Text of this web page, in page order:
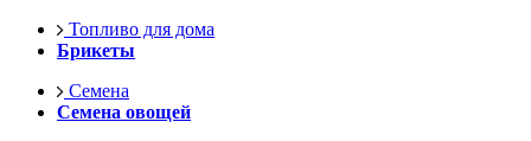
Топливо для дома
Брикеты
Семена
Семена овощей